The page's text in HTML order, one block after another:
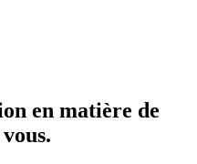
en matière de